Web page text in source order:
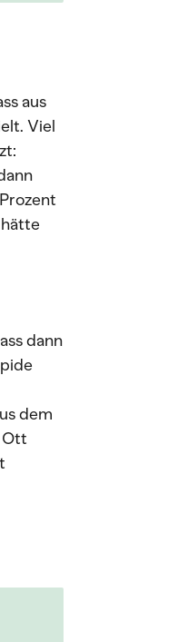
aus
Viel
dann
dem
Ott